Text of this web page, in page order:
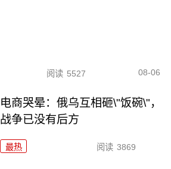
阅读 5527 08-06
电商哭晕：俄乌互相砸\"饭碗\"，
战争已没有后方
最热 阅读 3869